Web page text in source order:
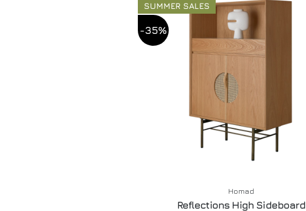
SUMMER SALES
-35%
Homad
Reflections High Sideboard